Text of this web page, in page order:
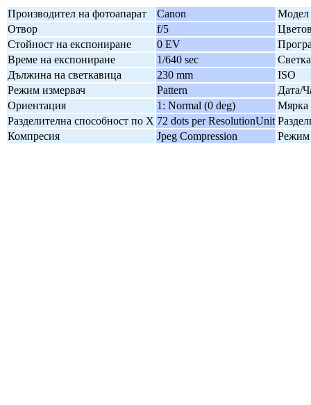
Производител на фотоапарат Canon
Модел
Отвор
f/5
Стойност на експониране
0 EV
Време на експониране
1/640 sec
Дължина на светкавица
230 mm
ISO
Режим измервач
Pattern
Дата/
Ориентация
1: Normal (0 deg)
Мярка
Разделителна способност по X 72 dots per ResolutionUnit
Компресия
Jpeg Compression Режим